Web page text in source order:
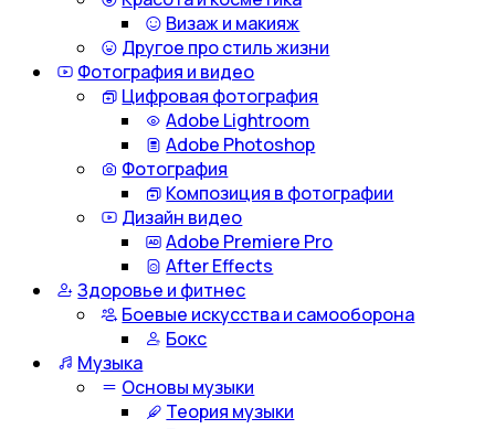
Визаж и макияж
Другое про стиль жизни
Фотография и видео
Цифровая фотография
Adobe Lightroom
Adobe Photoshop
Фотография
Композиция в фотографии
Дизайн видео
Adobe Premiere Pro
After Effects
Здоровье и фитнес
Боевые искусства и самооборона
Бокс
Музыка
Основы музыки
Теория музыки